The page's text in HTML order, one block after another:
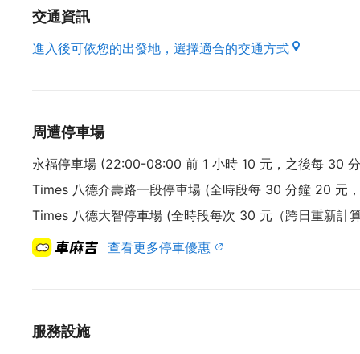
交通資訊
進入後可依您的出發地，選擇適合的交通方式
周遭停車場
永福停車場 (22:00-08:00 前 1 小時 10 元，之後每 30
Times 八德介壽路一段停車場 (全時段每 30 分鐘 20 元
Times 八德大智停車場 (全時段每次 30 元（跨日重新計
查看更多停車優惠
服務設施